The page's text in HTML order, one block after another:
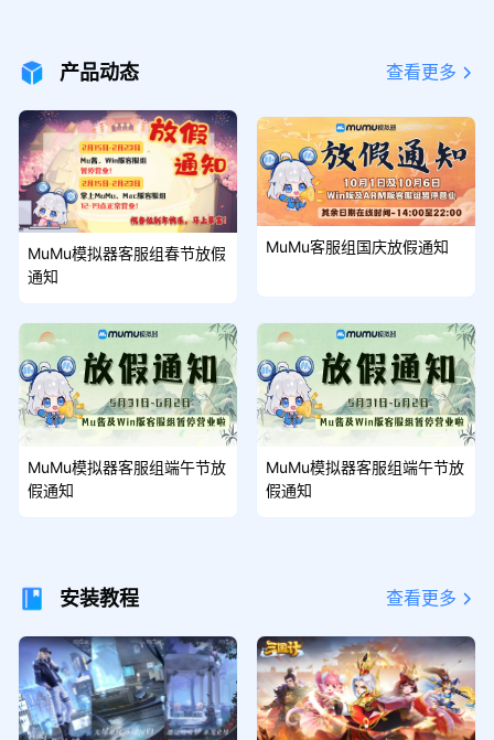
产品动态 查看更多
MuMu模拟器客服组春节放假
通知
MuMu客服组国庆放假通知
MuMu模拟器客服组端午节放
假通知
MuMu模拟器客服组端午节放
假通知
安装教程 查看更多